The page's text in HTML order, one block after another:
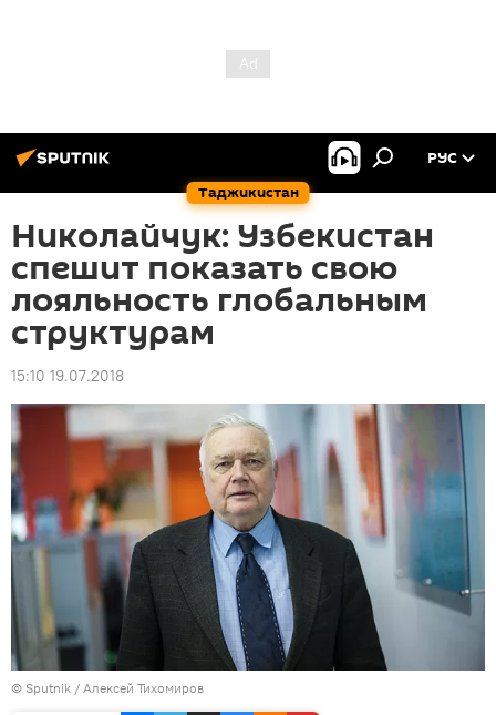
Таджикистан
РУС
Николайчук: Узбекистан
спешит показать свою
лояльность глобальным
структурам
15:10 19.07.2018
© Sputnik / Алексей Тихомиров